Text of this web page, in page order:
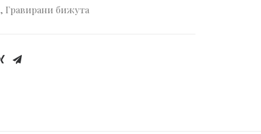
, Гравирани бижута